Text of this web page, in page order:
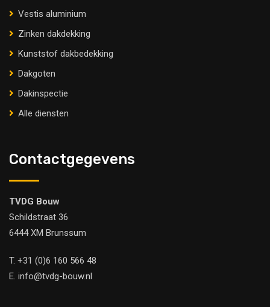
Vestis aluminium
Zinken dakdekking
Kunststof dakbedekking
Dakgoten
Dakinspectie
Alle diensten
Contactgegevens
TVDG Bouw
Schildstraat 36
6444 XM Brunssum
T. +31 (0)6 160 566 48
E. info@tvdg-bouw.nl